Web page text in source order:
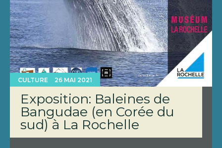
CULTURE 26 MAI 2021
Exposition: Baleines de
Bangudae (en Corée du
sud) à La Rochelle